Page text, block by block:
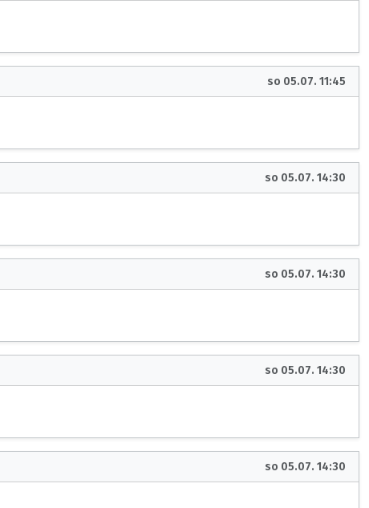
so 05.07. 11:45
so 05.07. 14:30
so 05.07. 14:30
so 05.07. 14:30
so 05.07. 14:30